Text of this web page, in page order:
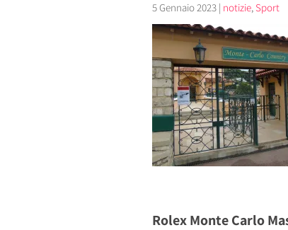
5 Gennaio 2023 | notizie, Sport
Rolex Monte Carlo